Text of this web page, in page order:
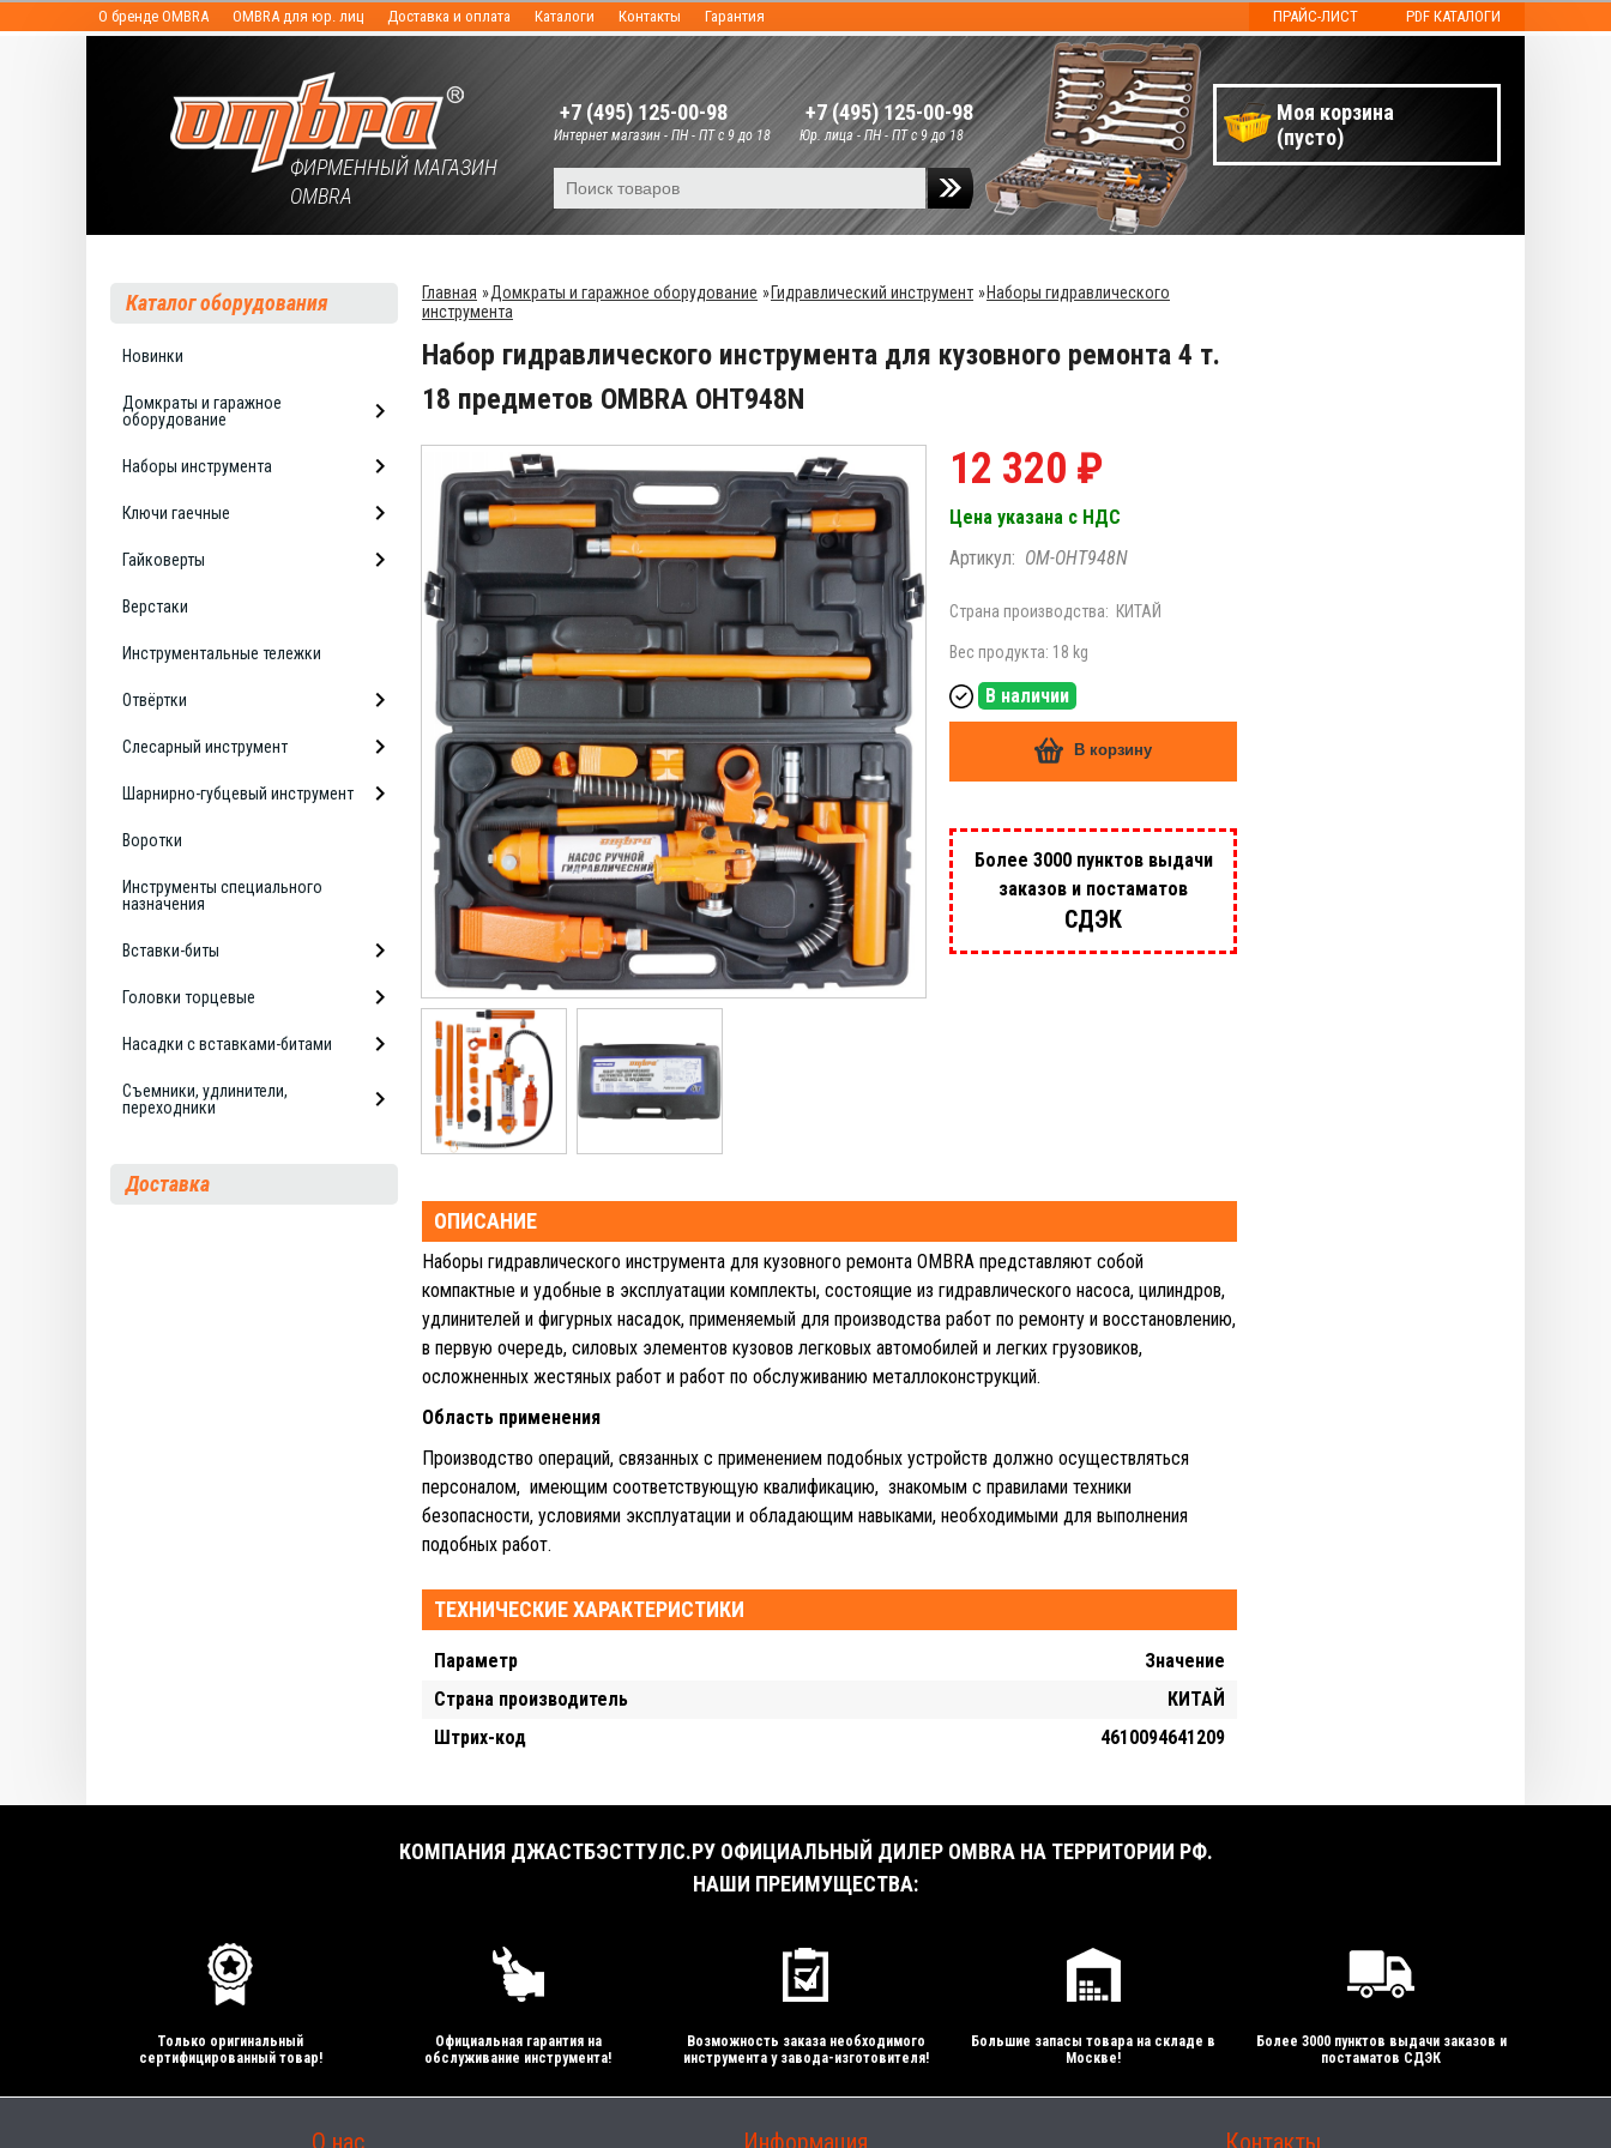
О бренде OMBRA OMBRA для юр. лиц Доставка и оплата Каталоги Контакты Гарантия ПРАЙС-ЛИСТ PDF КАТАЛОГИ
ФИРМЕННЫЙ МАГАЗИН
OMBRA
+7 (495) 125-00-98
Интернет магазин - ПН - ПТ с 9 до 18
+7 (495) 125-00-98
Юр. лица - ПН - ПТ с 9 до 18
Моя корзина
(пусто)
Каталог оборудования
Новинки
Домкраты и гаражное
оборудование
Наборы инструмента
Ключи гаечные
Гайковерты
Верстаки
Инструментальные тележки
Отвёртки
Слесарный инструмент
Шарнирно-губцевый инструмент
Воротки
Инструменты специального
назначения
Вставки-биты
Головки торцевые
Насадки с вставками-битами
Съемники, удлинители,
переходники
Доставка
Главная »Домкраты и гаражное оборудование »Гидравлический инструмент »Наборы гидравлического
инструмента
Набор гидравлического инструмента для кузовного ремонта 4 т.
18 предметов OMBRA OHT948N
12 320 ₽
Цена указана с НДС
Артикул: OM-OHT948N
Страна производства: КИТАЙ
Вес продукта: 18 kg
В наличии
В корзину
Более 3000 пунктов выдачи
заказов и постаматов
СДЭК
ОПИСАНИЕ
Наборы гидравлического инструмента для кузовного ремонта OMBRA представляют собой
компактные и удобные в эксплуатации комплекты, состоящие из гидравлического насоса, цилиндров,
удлинителей и фигурных насадок, применяемый для производства работ по ремонту и восстановлению,
в первую очередь, силовых элементов кузовов легковых автомобилей и легких грузовиков,
осложненных жестяных работ и работ по обслуживанию металлоконструкций.
Область применения
Производство операций, связанных с применением подобных устройств должно осуществляться
персоналом, имеющим соответствующую квалификацию, знакомым с правилами техники
безопасности, условиями эксплуатации и обладающим навыками, необходимыми для выполнения
подобных работ.
ТЕХНИЧЕСКИЕ ХАРАКТЕРИСТИКИ
Параметр
Значение
Страна производитель
КИТАЙ
Штрих-код
4610094641209
КОМПАНИЯ ДЖАСТБЭСТТУЛС.РУ ОФИЦИАЛЬНЫЙ ДИЛЕР OMBRA НА ТЕРРИТОРИИ РФ.
НАШИ ПРЕИМУЩЕСТВА:
Только оригинальный
сертифицированный товар!
Официальная гарантия на
обслуживание инструмента!
Возможность заказа необходимого
инструмента у завода-изготовителя!
Большие запасы товара на складе в
Москве!
Более 3000 пунктов выдачи заказов и
постаматов СДЭК
О нас Информация Контакты